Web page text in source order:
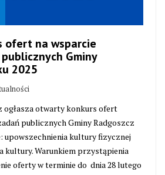
ofert na wsparcie
Gminy
2025
ogłasza otwarty konkurs ofert
publicznych Gminy Radgoszcz
upowszechnienia kultury fizycznej
kultury. Warunkiem przystąpienia
oferty w terminie do dnia 28 lutego